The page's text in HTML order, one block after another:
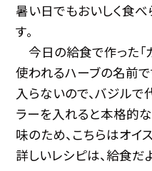
暑い日でもおいしく食
す。
今日の給食で作った「
使われるハーブの名前
入らないので、バジルで
ラーを入れると本格的
味のため、こちらはオイ
詳しいレシピは、給食だ